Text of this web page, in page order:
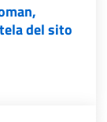
del sito